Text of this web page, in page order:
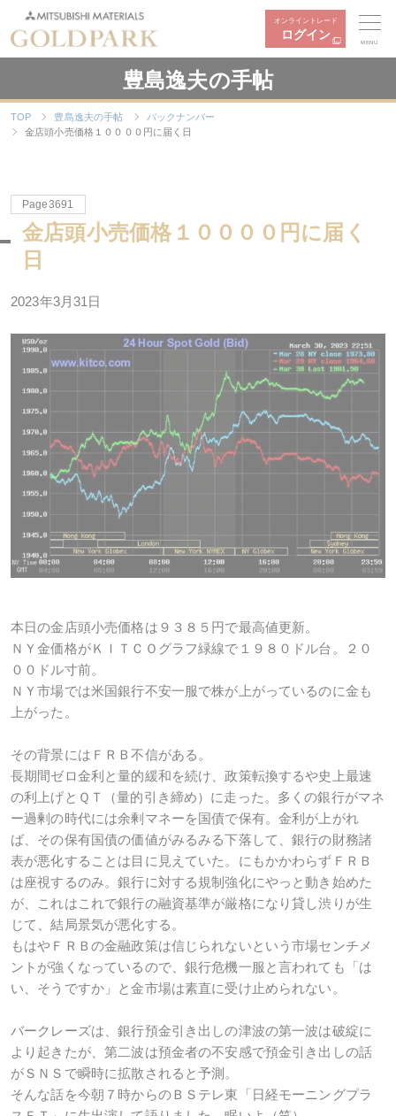
オンライントレード
ログイン
MENU
豊島逸夫の手帖
TOP 豊島逸夫の手帖
バックナンバー
金店頭小売価格１００００円に届く日
Page3691
金店頭小売価格１００００円に届く
日
2023年3月31 日
本日の金店頭小売価格は９３８５円で最高値更新。
ＮＹ金価格がＫＩＴＣＯグラフ緑線で１９８０ドル台。２０
００ドル寸前。
ＮＹ市場では米国銀行不安一服で株が上がっているのに金も
上がった。
その背景にはＦＲＢ不信がある。
長期間ゼロ金利と量的緩和を続け、政策転換するや史上最速
の利上げとＱＴ（量的引き締め）に走った。多くの銀行がマネ
ー過剰の時代には余剰マネーを国債で保有。金利が上がれ
ば、その保有国債の価値がみるみる下落して、銀行の財務諸
表が悪化することは目に見えていた。にもかかわらずＦＲＢ
は座視するのみ。銀行に対する規制強化にやっと動き始めた
が、これはこれで銀行の融資基準が厳格になり貸し渋りが生
じて、結局景気が悪化する。
もはやＦＲＢの金融政策は信じられないという市場センチメ
ントが強くなっているので、銀行危機一服と言われても「は
い、そうですか」と金市場は素直に受け止められない。
バークレーズは、銀行預金引き出しの津波の第一波は破綻に
より起きたが、第二波は預金者の不安感で預金引き出しの話
がＳＮＳで瞬時に拡散されると予測。
そんな話を今朝７時からのＢＳテレ東「日経モーニングプラ